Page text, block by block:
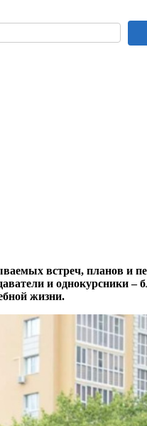
встреч, планов и
и однокурсники
жизни.